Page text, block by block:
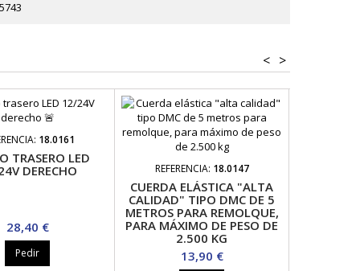
>
<
18.0161
TRASERO LED
DERECHO
Precio
28,40 €
Pedir
REFERENCIA: 18.0147
CUERDA ELÁSTICA "ALTA
CALIDAD" TIPO DMC DE 5
METROS PARA REMOLQUE,
PARA MÁXIMO DE PESO DE
2.500 KG
Precio
13,90 €